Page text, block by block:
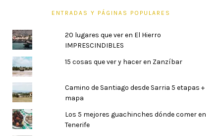
ENTRADAS Y PÁGINAS POPULARES
20 lugares que ver en El Hierro
IMPRESCINDIBLES
15 cosas que ver y hacer en Zanzíbar
Camino de Santiago desde Sarria 5 etapas +
mapa
Los 5 mejores guachinches dónde comer en
Tenerife